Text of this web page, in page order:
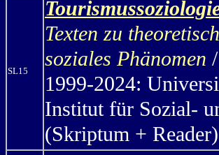
SL15
Texten zu
soziales Phänomen /
1999-2024:
Institut für Sozial-
(Skriptum + Reader)